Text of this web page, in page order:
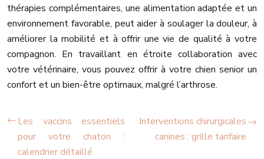
thérapies complémentaires, une alimentation adaptée et un
environnement favorable, peut aider à soulager la douleur, à
améliorer la mobilité et à offrir une vie de qualité à votre
compagnon. En travaillant en étroite collaboration avec
votre vétérinaire, vous pouvez offrir à votre chien senior un
confort et un bien-être optimaux, malgré l’arthrose.
Les vaccins essentiels
pour votre chaton :
calendrier détaillé
Interventions chirurgicales
canines : grille tarifaire